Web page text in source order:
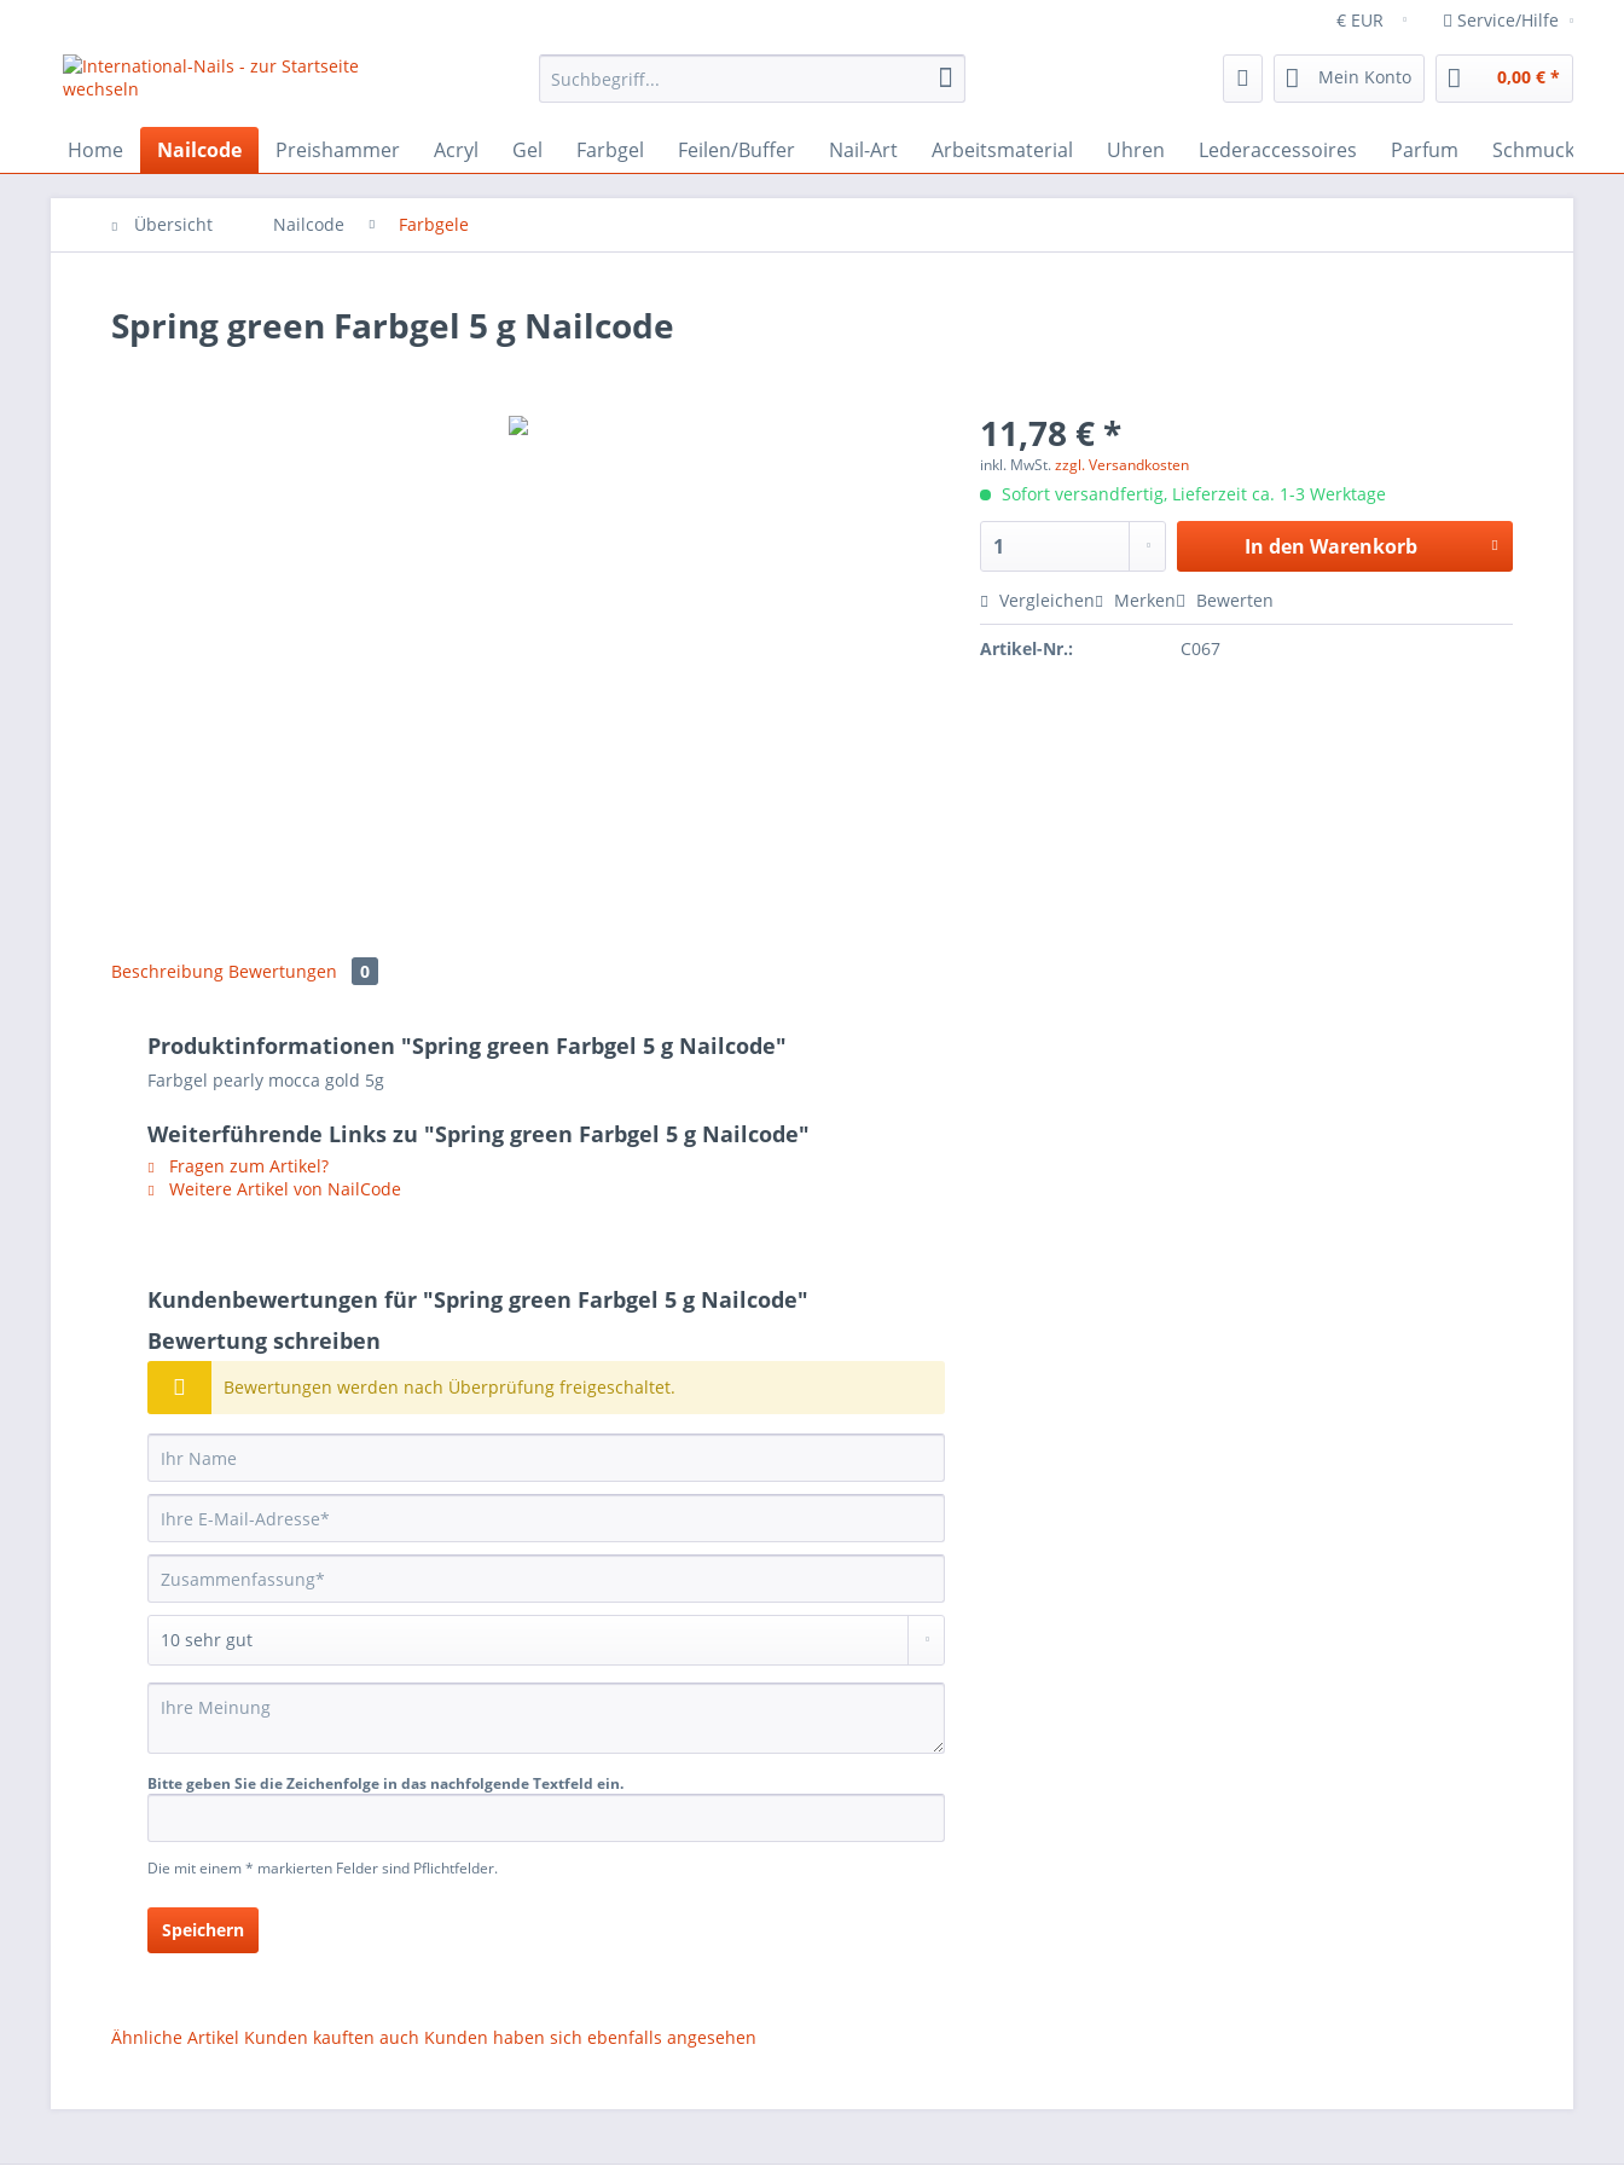
Service/Hilfe
Mein Konto 0,00 € *
Home Nailcode Preishammer Acryl Gel Farbgel Feilen/Buffer Nail-Art Arbeitsmaterial Uhren Lederaccessoires Parfum Schmuck
Übersicht Nailcode Farbgele
Spring green Farbgel 5 g Nailcode
11,78 € *
inkl. MwSt.zzgl. Versandkosten
Sofort versandfertig, Lieferzeit ca. 1-3 Werktage
In den Warenkorb
Vergleichen Merken Bewerten
Artikel-Nr.: C067
Beschreibung Bewertungen 0
Produktinformationen "Spring green Farbgel 5 g Nailcode"
Farbgel pearly mocca gold 5g
Weiterführende Links zu "Spring green Farbgel 5 g Nailcode"
Fragen zum Artikel?
Weitere Artikel von NailCode
Kundenbewertungen für "Spring green Farbgel 5 g Nailcode"
Bewertung schreiben
Bewertungen werden nach Überprüfung freigeschaltet.
Bitte geben Sie die Zeichenfolge in das nachfolgende Textfeld ein.
Die mit einem * markierten Felder sind Pflichtfelder.
Speichern
Ähnliche Artikel Kunden kauften auch Kunden haben sich ebenfalls angesehen